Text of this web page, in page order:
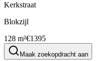
Kerkstraat
Blokzijl
128 m²€1395
Maak zoekopdracht aan